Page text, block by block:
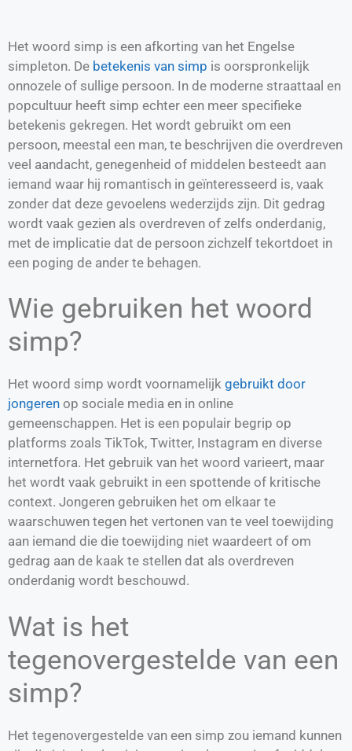
Het woord simp is een afkorting van het Engelse
simpleton. De betekenis van simp is oorspronkelijk
onnozele of sullige persoon. In de moderne straattaal en
popcultuur heeft simp echter een meer specifieke
betekenis gekregen. Het wordt gebruikt om een
persoon, meestal een man, te beschrijven die overdreven
veel aandacht, genegenheid of middelen besteedt aan
iemand waar hij romantisch in geïnteresseerd is, vaak
zonder dat deze gevoelens wederzijds zijn. Dit gedrag
wordt vaak gezien als overdreven of zelfs onderdanig,
met de implicatie dat de persoon zichzelf tekortdoet in
een poging de ander te behagen.
Wie gebruiken het woord
simp?
Het woord simp wordt voornamelijk gebruikt door
jongeren op sociale media en in online
gemeenschappen. Het is een populair begrip op
platforms zoals TikTok, Twitter, Instagram en diverse
internetfora. Het gebruik van het woord varieert, maar
het wordt vaak gebruikt in een spottende of kritische
context. Jongeren gebruiken het om elkaar te
waarschuwen tegen het vertonen van te veel toewijding
aan iemand die die toewijding niet waardeert of om
gedrag aan de kaak te stellen dat als overdreven
onderdanig wordt beschouwd.
Wat is het
tegenovergestelde van een
simp?
Het tegenovergestelde van een simp zou iemand kunnen